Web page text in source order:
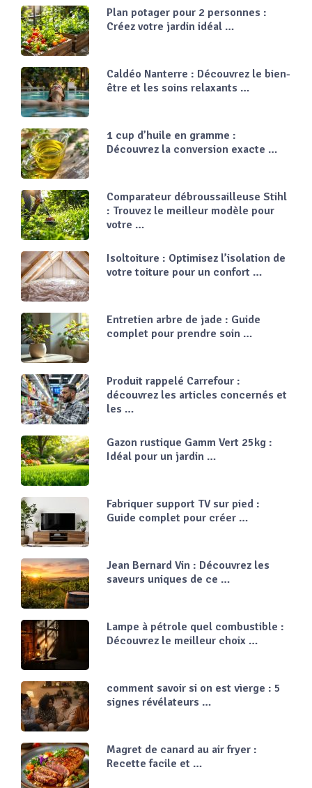
Plan potager pour 2 personnes :
Créez votre jardin idéal …
Caldéo Nanterre : Découvrez le bien-
être et les soins relaxants …
1 cup d’huile en gramme :
Découvrez la conversion exacte …
Comparateur débroussailleuse Stihl
: Trouvez le meilleur modèle pour
votre …
Isoltoiture : Optimisez l’isolation de
votre toiture pour un confort …
Entretien arbre de jade : Guide
complet pour prendre soin …
Produit rappelé Carrefour :
découvrez les articles concernés et
les …
Gazon rustique Gamm Vert 25kg :
Idéal pour un jardin …
Fabriquer support TV sur pied :
Guide complet pour créer …
Jean Bernard Vin : Découvrez les
saveurs uniques de ce …
Lampe à pétrole quel combustible :
Découvrez le meilleur choix …
comment savoir si on est vierge : 5
signes révélateurs …
Magret de canard au air fryer :
Recette facile et …